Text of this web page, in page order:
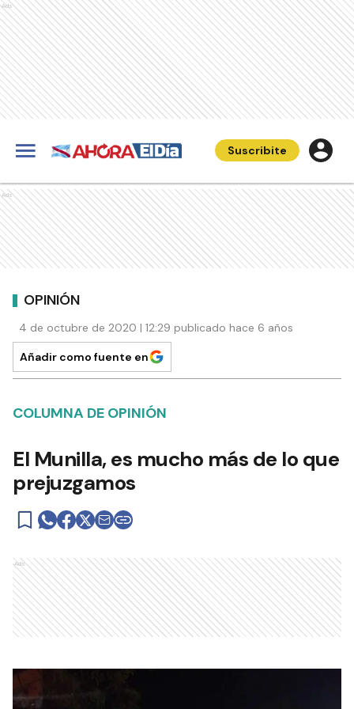
Ads
Suscribite
Ads
OPINIÓN
4 de octubre de 2020 | 12:29 publicado hace 6 años
Añadir como fuente en
COLUMNA DE OPINIÓN
El Munilla, es mucho más de lo que
prejuzgamos
Ads